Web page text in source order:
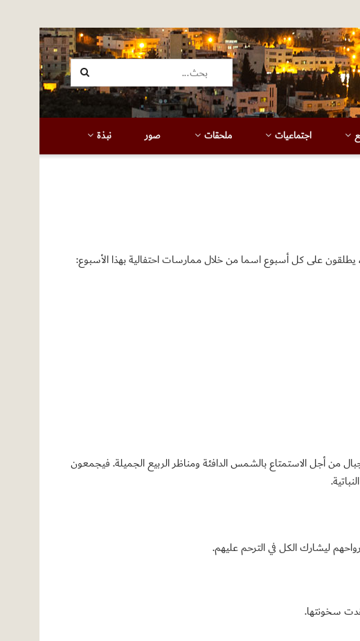
اجتماعيات ملحقات صور نبذة
على كل أسبوع اسما من خلال ممارسات احتفالية بهذا الأسبوع:
من أجل الاستمتاع بالشمس الدافئة ومناظر الربيع الجميلة. فيجمعون
ليشارك الكل في الترحم عليهم.
سخونتها.